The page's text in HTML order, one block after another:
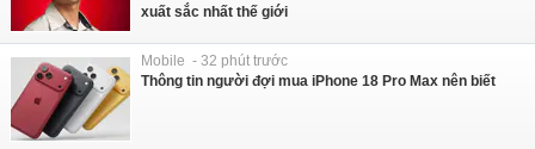
xuất sắc nhất thế giới
Mobile - 32 phút trước
Thông tin người đợi mua iPhone 18 Pro Max nên biết